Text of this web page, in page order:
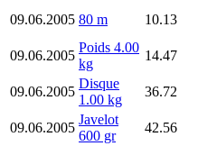
09.06.2005 80 m 10.13
09.06.2005
Poids 4.00
kg
14.47
09.06.2005
Disque
1.00 kg
36.72
09.06.2005
Javelot
600 gr
42.56